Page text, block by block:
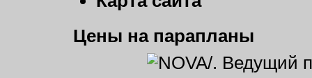
Цены на парапланы